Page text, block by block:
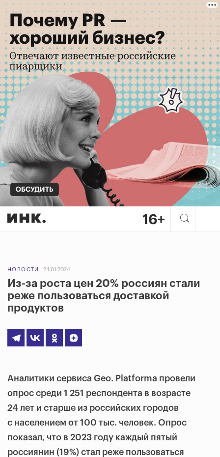
НОВОСТИ 24.01.2024
Из-за роста цен 20% россиян стали
реже пользоваться доставкой
продуктов
Аналитики сервиса Geo. Platforma провели
опрос среди 1 251 респондента в возрасте
24 лет и старше из российских городов
с населением от 100 тыс. человек. Опрос
показал, что в 2023 году каждый пятый
россиянин (19%) стал реже пользоваться